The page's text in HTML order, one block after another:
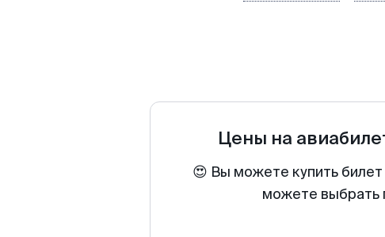
Цены на
😍 Вы можете купить
можете выбрать